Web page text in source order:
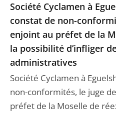
Société Cyclamen à
constat de non-
enjoint au préfet de la
la possibilité d’infliger
administratives
Société Cyclamen à
non-conformités, le juge
préfet de la Moselle de